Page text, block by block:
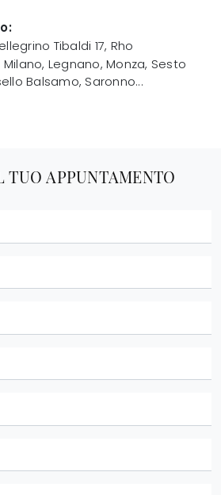
Tibaldi 17, Rho
Milano, Legnano, Monza, Sesto
Balsamo, Saronno...
TUO APPUNTAMENTO